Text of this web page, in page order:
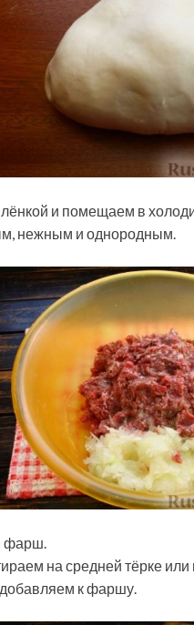
и помещаем в
нежным и однородным.
фарш.
на средней тёрке
к фаршу.